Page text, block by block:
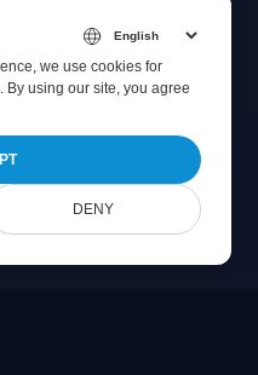
we use cookies for
using our site, you agree
DENY